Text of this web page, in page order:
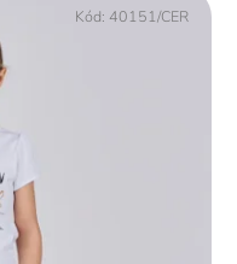
Kód: 40151/CER